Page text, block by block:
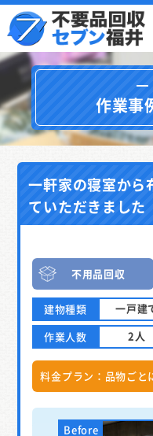
作業事
一軒家の寝室から
ていただきました
不用品回収
建物種類 一戸建
作業人数
2人
料金プラン：品物ごと